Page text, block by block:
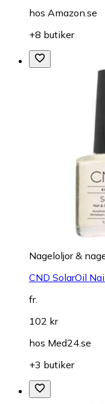
hos Amazon.se
+8 butiker
Nageloljor &
CND SolarOil
fr.
102 kr
hos Med24.se
+3 butiker